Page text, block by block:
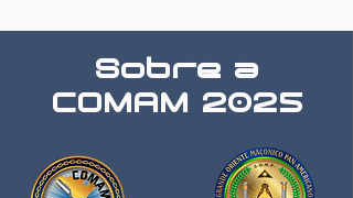
Sobre a
COMAM 2025